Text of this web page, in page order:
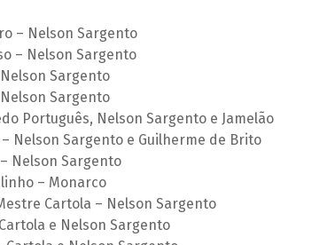
– Nelson Sargento
– Nelson Sargento
Sargento
Sargento
Português, Nelson Sargento e Jamelão
Nelson Sargento e Guilherme de Brito
Nelson Sargento
– Monarco
Cartola – Nelson Sargento
e Nelson Sargento